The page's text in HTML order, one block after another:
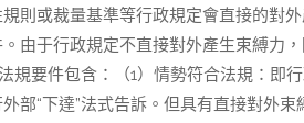
則或裁量基準等行政規定會直接的對
由于行政規定不直接對外產生束縛力
規要件包含：（1）情勢符合法規：即
部“下達”法式告訴。但具有直接對外